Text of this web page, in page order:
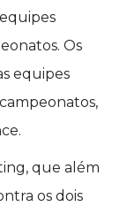
Os
equipes
que além
os dois